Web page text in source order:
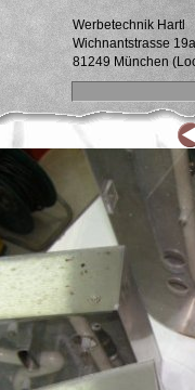
Werbetechnik Hartl
Wichnantstrasse 19a
81249 München